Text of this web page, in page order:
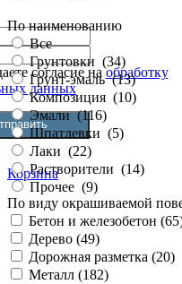
согласие наобработку
данных
Корзина
По наименованию
Все
Грунтовки (34)
Грунт-эмаль(13)
Композиция (10)
Эмали(116)
Шпатлевки (5)
Лаки (22)
Растворители (14)
Прочее (9)
По виду окрашиваемой
Бетон и железобетон (65
Дерево (49)
Дорожная разметка (20)
Металл (182)